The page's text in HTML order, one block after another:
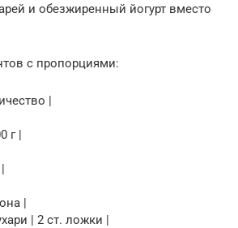
и обезжиренный йогурт вместо
с пропорциями:
|
г |
|
| 2 ст. ложки |